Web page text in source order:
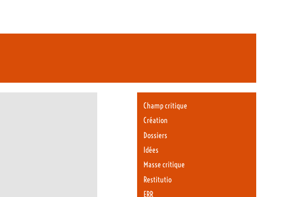
Champ critique
Création
Dossiers
Idées
Masse critique
Restitutio
ERR